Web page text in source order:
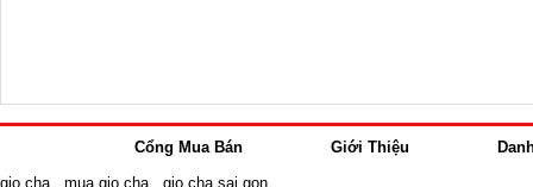
Cổng Mua Bán Giới Thiệu
gio cha
mua gio cha gio cha sai gon